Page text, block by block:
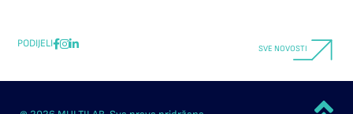
PODIJELI SVE NOVOSTI